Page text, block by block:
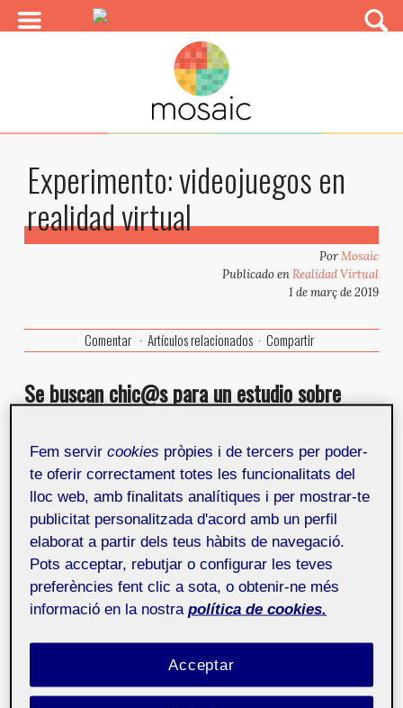
Experimento: videojuegos en
realidad virtual
PorMosaic
Publicado enRealidad Virtual
1 de març de 2019
Comentar Artículos relacionados Compartir
Se buscan chic@s para un estudio sobre
Buscamosvoluntarios mayores de edad que hayan
jugado a videojuegos(en consola, ordenador, etc.)
para una investigación científica.
Los participantes jugarán durante un tiempo limitado
a un juego en realidad virtual. También se les pedirá
que respondan cuestionarios relacionados con esta
experiencia.
Si te interesa participar, rellena las preguntas que
aparecen en el siguienteenlacey envía las respuestas.
Las fechas disponibles para el experimento son los
Fem servircookies pròpies i de tercers per poder-
te oferir correctament totes les funcionalitats del
lloc web, amb finalitats analítiques i per mostrar-te
publicitat personalitzada d'acord amb un perfil
elaborat a partir dels teus hàbits de navegació.
Pots acceptar, rebutjar o configurar les teves
preferències fent clic a sota, o obtenir-ne més
informació en la nostra política de cookies.
Acceptar